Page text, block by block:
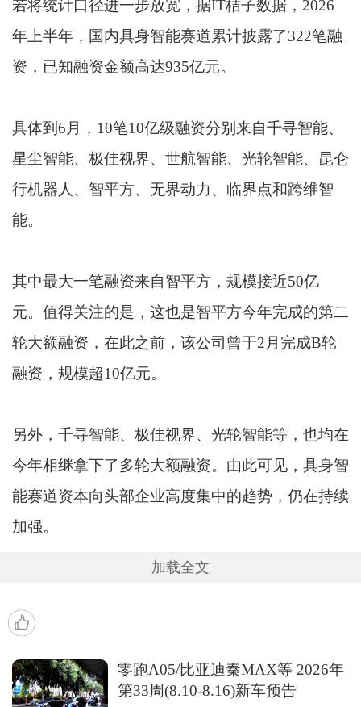
若将统计口径进一步放宽，据IT桔子数据，2026
年上半年，国内具身智能赛道累计披露了322笔融
资，已知融资金额高达935亿元。
具体到6月，10笔10亿级融资分别来自千寻智能、
星尘智能、极佳视界、世航智能、光轮智能、昆仑
行机器人、智平方、无界动力、临界点和跨维智
能。
其中最大一笔融资来自智平方，规模接近50亿
元。值得关注的是，这也是智平方今年完成的第二
轮大额融资，在此之前，该公司曾于2月完成B轮
融资，规模超10亿元。
另外，千寻智能、极佳视界、光轮智能等，也均在
今年相继拿下了多轮大额融资。由此可见，具身智
能赛道资本向头部企业高度集中的趋势，仍在持续
加强。
加载全文
零跑A05/比亚迪秦MAX等 2026年
第33周(8.10-8.16)新车预告